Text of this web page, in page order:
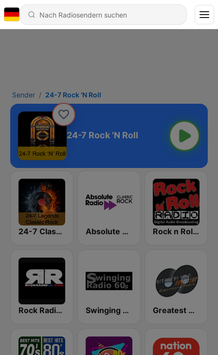
Sender 24-7 Rock 'N Roll
24-7 Rock 'N Roll
24-7 Classic Rock Absolute Classic Rock Rock n Roll Music Radio
Rock Radio UK Swinging Radio 60s Greatest Hits Non-Stop